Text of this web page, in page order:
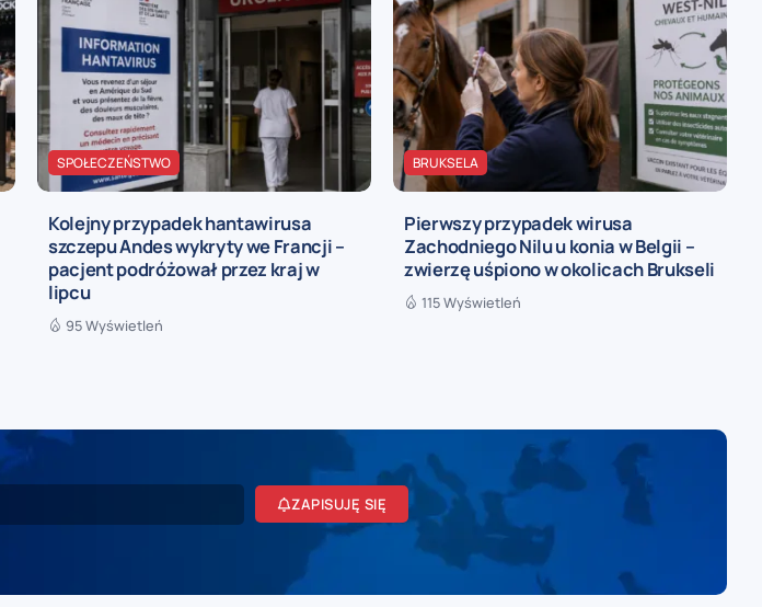
SPOŁECZEŃSTWO
Kolejny przypadek hantawirusa
szczepu Andes wykryty we Francji –
pacjent podróżował przez kraj w
lipcu
95 Wyświetleń
BRUKSELA
Pierwszy przypadek wirusa
Zachodniego Nilu u konia w Belgii –
zwierzę uśpiono w okolicach Brukseli
115 Wyświetleń
ZAPISUJĘ SIĘ